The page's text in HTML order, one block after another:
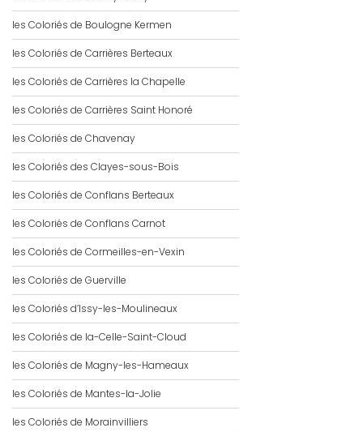
les Coloriés de Boulogne Kermen
les Coloriés de Carrières Berteaux
les Coloriés de Carrières la Chapelle
les Coloriés de Carrières Saint Honoré
les Coloriés de Chavenay
les Coloriés des Clayes-sous-Bois
les Coloriés de Conflans Berteaux
les Coloriés de Conflans Carnot
les Coloriés de Cormeilles-en-Vexin
les Coloriés de Guerville
les Coloriés d’Issy-les-Moulineaux
les Coloriés de la-Celle-Saint-Cloud
les Coloriés de Magny-les-Hameaux
les Coloriés de Mantes-la-Jolie
les Coloriés de Morainvilliers